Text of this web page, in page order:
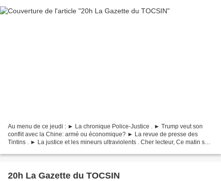
Au menu de ce jeudi : ► La chronique Police-Justice . ► Trump veut son
conflit avec la Chine: armé ou économique? ► La revue de presse des
Tintins . ► La justice et les mineurs ultraviolents . Cher lecteur, Ce matin sur
20h La Gazette du TOCSIN